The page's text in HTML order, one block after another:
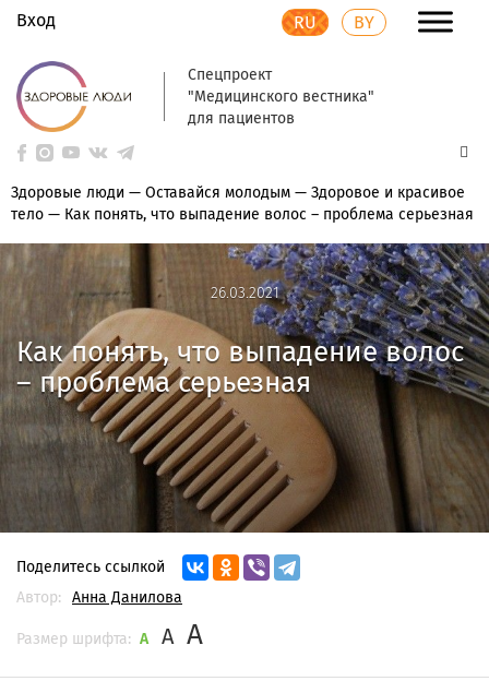
Вход RU BY
Спецпроект
"Медицинского вестника"
для пациентов
Здоровые люди — Оставайся молодым — Здоровое и красивое
тело — Как понять, что выпадение волос – проблема серьезная
26.03.2021
26.03.2021
Как понять, что выпадение волос
– проблема серьезная
Поделитесь ссылкой
Автор:
Анна Данилова
Размер шрифта: A A A